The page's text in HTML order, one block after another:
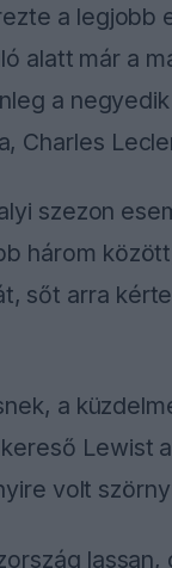
a legjobb
alatt már a
a
Charles
szezon
három
sőt arra
a
Lewist
volt